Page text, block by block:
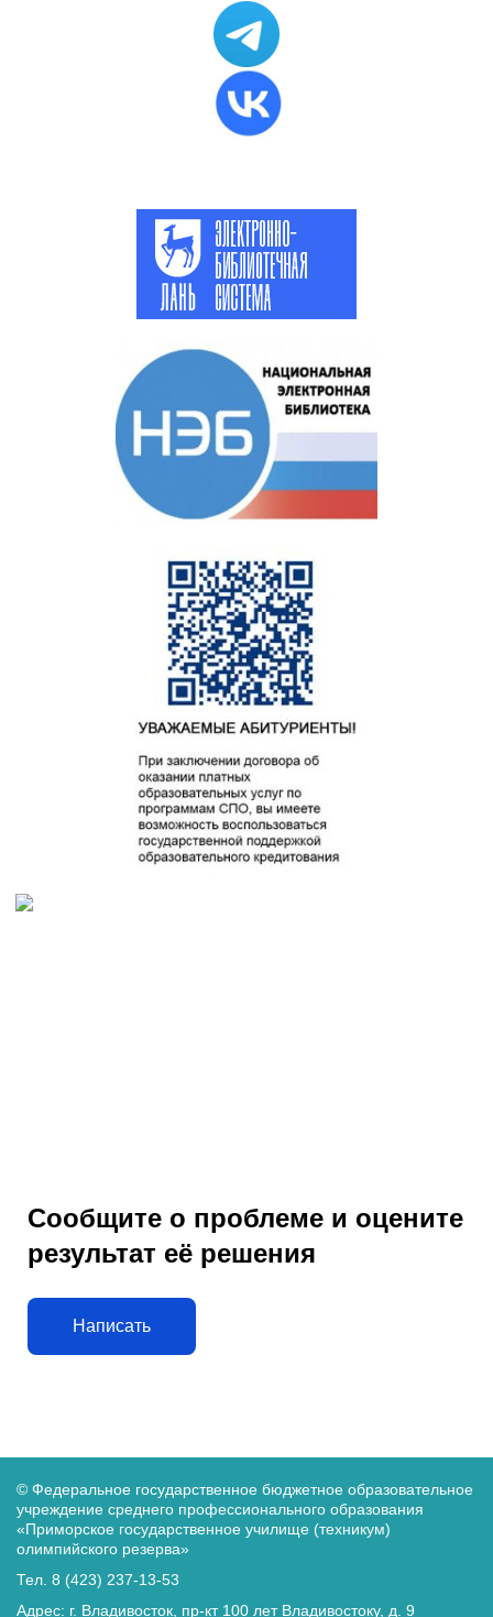
Сообщите о проблеме и оцените
результат её решения
Написать
© Федеральное государственное бюджетное образовательное
учреждение среднего профессионального образования
«Приморское государственное училище (техникум)
олимпийского резерва»
Тел. 8 (423) 237-13-53
Адрес: г. Владивосток, пр-кт 100 лет Владивостоку, д. 9